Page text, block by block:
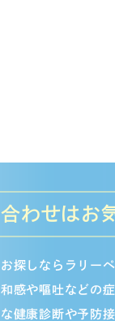
わせはお
探しならラリー
感や嘔吐などの
健康診断や予防